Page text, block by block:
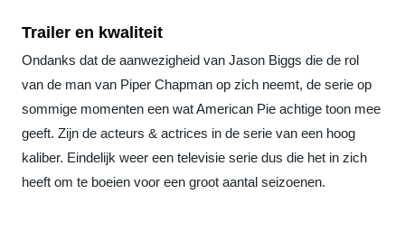
Trailer en kwaliteit
Ondanks dat de aanwezigheid van Jason Biggs die de rol
van de man van Piper Chapman op zich neemt, de serie op
sommige momenten een wat American Pie achtige toon mee
geeft. Zijn de acteurs & actrices in de serie van een hoog
kaliber. Eindelijk weer een televisie serie dus die het in zich
heeft om te boeien voor een groot aantal seizoenen.